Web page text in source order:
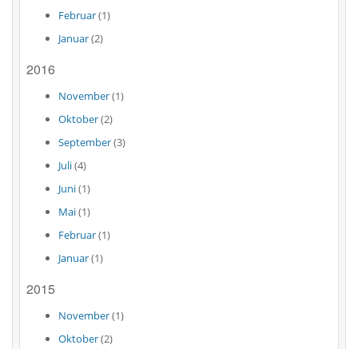
Februar(1)
Januar(2)
2016
November(1)
Oktober(2)
September(3)
Juli(4)
Juni(1)
Mai(1)
Februar(1)
Januar(1)
2015
November(1)
Oktober(2)